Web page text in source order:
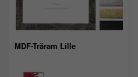
MDF-Träram Lille